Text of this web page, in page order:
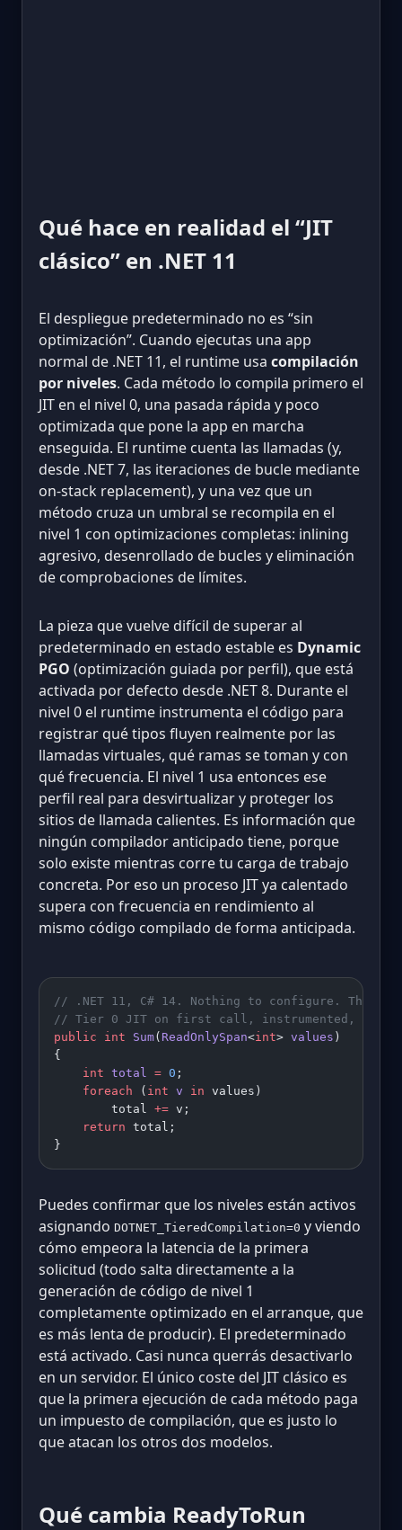
Qué hace en realidad el “JIT
clásico” en .NET 11
El despliegue predeterminado no es “sin
optimización”. Cuando ejecutas una app
normal de .NET 11, el runtime usa compilación
por niveles. Cada método lo compila primero el
JIT en el nivel 0, una pasada rápida y poco
optimizada que pone la app en marcha
enseguida. El runtime cuenta las llamadas (y,
desde .NET 7, las iteraciones de bucle mediante
on-stack replacement), y una vez que un
método cruza un umbral se recompila en el
nivel 1 con optimizaciones completas: inlining
agresivo, desenrollado de bucles y eliminación
de comprobaciones de límites.
La pieza que vuelve difícil de superar al
predeterminado en estado estable es Dynamic
PGO (optimización guiada por perfil), que está
activada por defecto desde .NET 8. Durante el
nivel 0 el runtime instrumenta el código para
registrar qué tipos fluyen realmente por las
llamadas virtuales, qué ramas se toman y con
qué frecuencia. El nivel 1 usa entonces ese
perfil real para desvirtualizar y proteger los
sitios de llamada calientes. Es información que
ningún compilador anticipado tiene, porque
solo existe mientras corre tu carga de trabajo
concreta. Por eso un proceso JIT ya calentado
supera con frecuencia en rendimiento al
mismo código compilado de forma anticipada.
// .NET 11, C# 14. Nothing to configure. This
// Tier 0 JIT on first call, instrumented, then
public int Sum( ReadOnlySpan<int> values )
{
    int
total = 0 ;
    foreach
( int v in values)
        total
+= v;
    return
total;
}
Puedes confirmar que los niveles están activos
asignando DOTNET_TieredCompilation=0 y viendo
cómo empeora la latencia de la primera
solicitud (todo salta directamente a la
generación de código de nivel 1
completamente optimizado en el arranque, que
es más lenta de producir). El predeterminado
está activado. Casi nunca querrás desactivarlo
en un servidor. El único coste del JIT clásico es
que la primera ejecución de cada método paga
un impuesto de compilación, que es justo lo
que atacan los otros dos modelos.
Qué cambia ReadyToRun